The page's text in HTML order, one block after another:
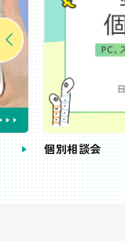
個別相談会